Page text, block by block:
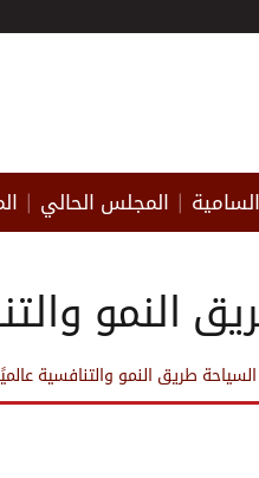
السامية المجلس الحالي
النمو
طريق النمو والتنافسية